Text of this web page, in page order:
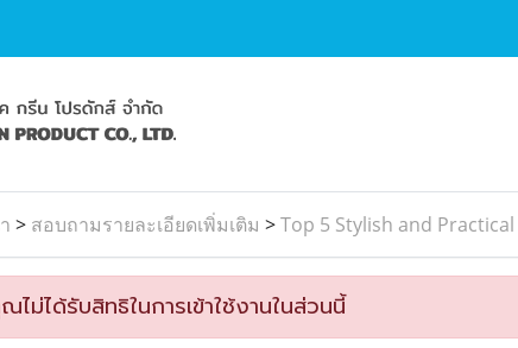
> สอบถามรายละเอียดเพิ่มเติม >Top 5 Stylish and
ม่ได้รับสิทธิในการเข้าใช้งานในส่วนนี้